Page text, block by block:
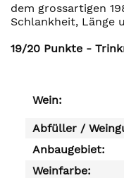
dem grossartigen
Schlankheit, Länge
19/20 Punkte -
Wein:
Abfüller /
Anbaugebiet:
Weinfarbe: